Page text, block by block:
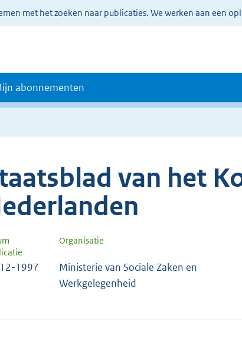
met het zoeken naar publicaties. We werken aan een
abonnementen
van het
Organisatie
1997
Ministerie van Sociale Zaken en
Werkgelegenheid